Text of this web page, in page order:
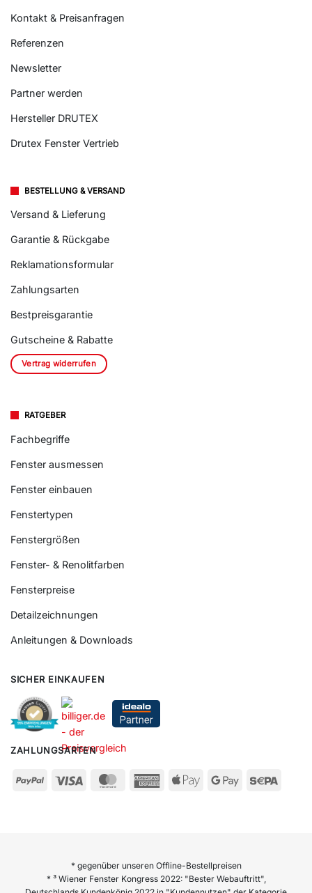
Kontakt & Preisanfragen
Referenzen
Newsletter
Partner werden
Hersteller DRUTEX
Drutex Fenster Vertrieb
BESTELLUNG & VERSAND
Versand & Lieferung
Garantie & Rückgabe
Reklamationsformular
Zahlungsarten
Bestpreisgarantie
Gutscheine & Rabatte
Vertrag widerrufen
RATGEBER
Fachbegriffe
Fenster ausmessen
Fenster einbauen
Fenstertypen
Fenstergrößen
Fenster- & Renolitfarben
Fensterpreise
Detailzeichnungen
Anleitungen & Downloads
SICHER EINKAUFEN
ZAHLUNGSARTEN
* gegenüber unseren Offline-Bestellpreisen
* ³ Wiener Fenster Kongress 2022: "Bester Webauftritt",